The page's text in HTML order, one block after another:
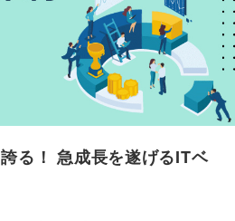
る！ 急成長を遂げるITベ